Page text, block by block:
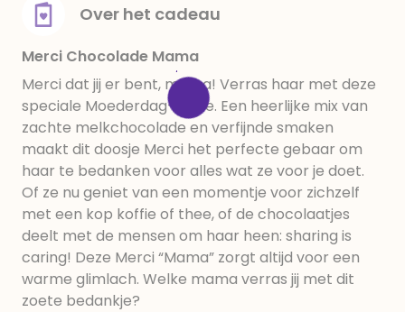
mageremelkpoeder, melksuiker, karnemelkpoeder,
botervet, dextrose, magere cacao, fructose,
emulgator: lecithinen (soja), glucosestroop,
invertsuikerstroop, koffie, aroma's en zout.
Over het cadeau
Merci Chocolade Mama
Merci dat jij er bent, mama! Verras haar met deze
speciale Moederdag-editie. Een heerlijke mix van
zachte melkchocolade en verfijnde smaken
maakt dit doosje Merci het perfecte gebaar om
haar te bedanken voor alles wat ze voor je doet.
Of ze nu geniet van een momentje voor zichzelf
met een kop koffie of thee, of de chocolaatjes
deelt met de mensen om haar heen: sharing is
caring! Deze Merci “Mama” zorgt altijd voor een
warme glimlach. Welke mama verras jij met dit
zoete bedankje?